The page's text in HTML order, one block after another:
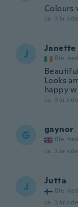
Colours
ca. 3 år
J Janette
Ble
Looks
happy
ca. 3 år
G gaynor
Ble
ca. 3 år
J Jutta
Ble
ca. 3 år